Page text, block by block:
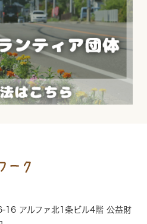
16 アルファ北1条ビル4階 公益財